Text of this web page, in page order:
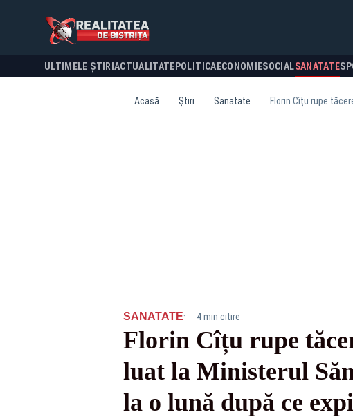
ULTIMELE ȘTIRI ACTUALITATE POLITICA ECONOMIESOCIALSANATATE
Acasă Știri Sanatate
SANATATE· 4 min citire
Florin Cîțu rupe
luat la Ministerul
la o lună după ce